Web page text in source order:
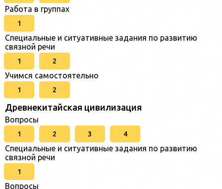
Работа в группах
1
Специальные и ситуативные задания по развитию
связной речи
1 2
Учимся самостоятельно
1 2
Древнекитайская цивилизация
Вопросы
1 2 3 4
Специальные и ситуативные задания по развитию
связной речи
1
Вопросы